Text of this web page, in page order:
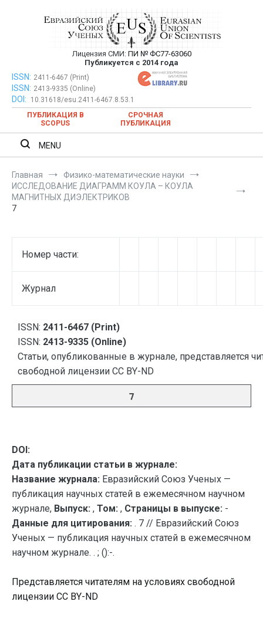
Евразийский Союз Ученых —
публикация научных статей в
ежемесячном научном журнале
Лицензия СМИ: ПИ № ФС77-63060
Публикуется с 2014 года
Евразийский Союз Ученых — публикация научных статей в
ежемесячном научном журнале
ISSN: 2411-6467 (Print)
ISSN: 2413-9335 (Online)
DOI:
10.31618/esu.2411-6467.8.53.1
ПУБЛИКАЦИЯ В
SCOPUS
СРОЧНАЯ
ПУБЛИКАЦИЯ
MENU
Главная
Физико-математические науки
ИССЛЕДОВАНИЕ ДИАГРАММ КОУЛА – КОУЛА
МАГНИТНЫХ ДИЭЛЕКТРИКОВ
7
Номер части:
Журнал
ISSN: 2411-6467 (Print)
ISSN: 2413-9335 (Online)
Статьи, опубликованные в журнале, представляется
свободной лицензии CC BY-ND
7
DOI:
Дата публикации статьи в журнале:
Название журнала: Евразийский Союз Ученых —
публикация научных статей в ежемесячном научном
журнале, Выпуск: , Том: , Страницы в выпуске: -
Данные для цитирования: . 7 // Евразийский Союз
Ученых — публикация научных статей в ежемесячном
научном журнале. . ; ():-.
Представляется читателям на условиях свободной
лицензии CC BY-ND